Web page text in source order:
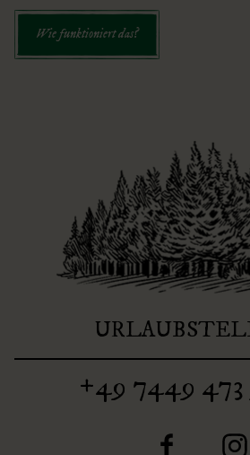
Wie funktioniert das?
+49 7449 473
F I